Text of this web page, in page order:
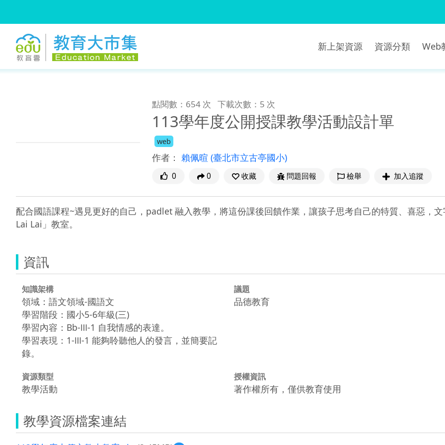
新上架資源 資源分類 Web
點閱數：654 次 下載次數：5 次
113學年度公開授課教學活動設計單
web
作者： 賴佩暄 (臺北市立古亭國小)
0 0 收藏 問題回報 檢舉 加入追蹤
配合國語課程~遇見更好的自己，padlet 融入教學，將這份課後回饋作業，讓孩子思考自己的特質、喜惡，
Lai Lai」教室。
資訊
知識架構
領域：語文領域-國語文
學習階段：國小5-6年級(三)
學習內容：Bb-Ⅲ-1 自我情感的表達。
學習表現：1-Ⅲ-1 能夠聆聽他人的發言，並簡要記
錄。
議題
品德教育
資源類型
教學活動
授權資訊
著作權所有，僅供教育使用
教學資源檔案連結